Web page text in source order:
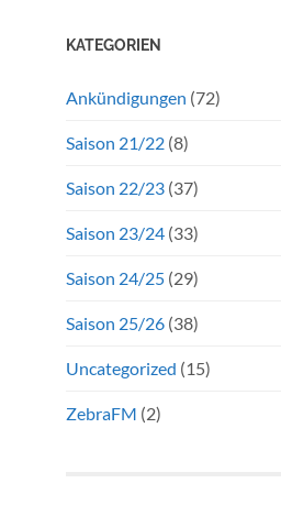
KATEGORIEN
Ankündigungen (72)
Saison 21/22 (8)
Saison 22/23 (37)
Saison 23/24 (33)
Saison 24/25 (29)
Saison 25/26 (38)
Uncategorized (15)
ZebraFM (2)